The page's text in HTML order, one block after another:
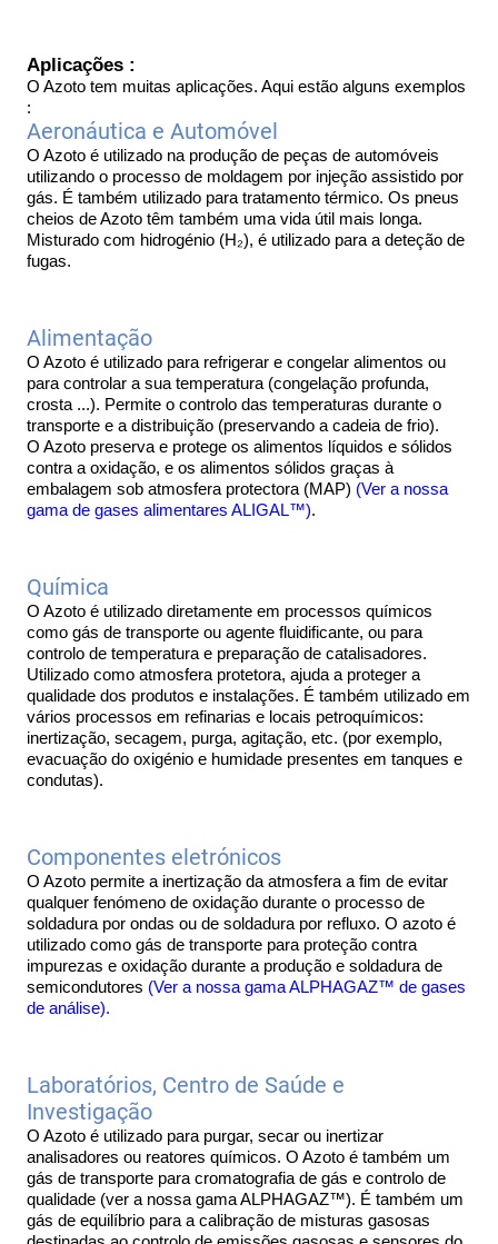
Aplicações :
O Azoto tem muitas aplicações. Aqui estão alguns exemplos
:
Aeronáutica e Automóvel
O Azoto é utilizado na produção de peças de automóveis
utilizando o processo de moldagem por injeção assistido por
gás. É também utilizado para tratamento térmico. Os pneus
cheios de Azoto têm também uma vida útil mais longa.
Misturado com hidrogénio (H₂), é utilizado para a deteção de
fugas.
Alimentação
O Azoto é utilizado para refrigerar e congelar alimentos ou
para controlar a sua temperatura (congelação profunda,
crosta ...). Permite o controlo das temperaturas durante o
transporte e a distribuição (preservando a cadeia de frio).
O Azoto preserva e protege os alimentos líquidos e sólidos
contra a oxidação, e os alimentos sólidos graças à
embalagem sob atmosfera protectora (MAP) (Ver a nossa
gama de gases alimentares ALIGAL™).
Química
O Azoto é utilizado diretamente em processos químicos
como gás de transporte ou agente fluidificante, ou para
controlo de temperatura e preparação de catalisadores.
Utilizado como atmosfera protetora, ajuda a proteger a
qualidade dos produtos e instalações. É também utilizado em
vários processos em refinarias e locais petroquímicos:
inertização, secagem, purga, agitação, etc. (por exemplo,
evacuação do oxigénio e humidade presentes em tanques e
condutas).
Componentes eletrónicos
O Azoto permite a inertização da atmosfera a fim de evitar
qualquer fenómeno de oxidação durante o processo de
soldadura por ondas ou de soldadura por refluxo. O azoto é
utilizado como gás de transporte para proteção contra
impurezas e oxidação durante a produção e soldadura de
semicondutores (Ver a nossa gama ALPHAGAZ™ de gases
de análise).
Laboratórios, Centro de Saúde e
Investigação
O Azoto é utilizado para purgar, secar ou inertizar
analisadores ou reatores químicos. O Azoto é também um
gás de transporte para cromatografia de gás e controlo de
qualidade (ver a nossa gama ALPHAGAZ™). É também um
gás de equilíbrio para a calibração de misturas gasosas